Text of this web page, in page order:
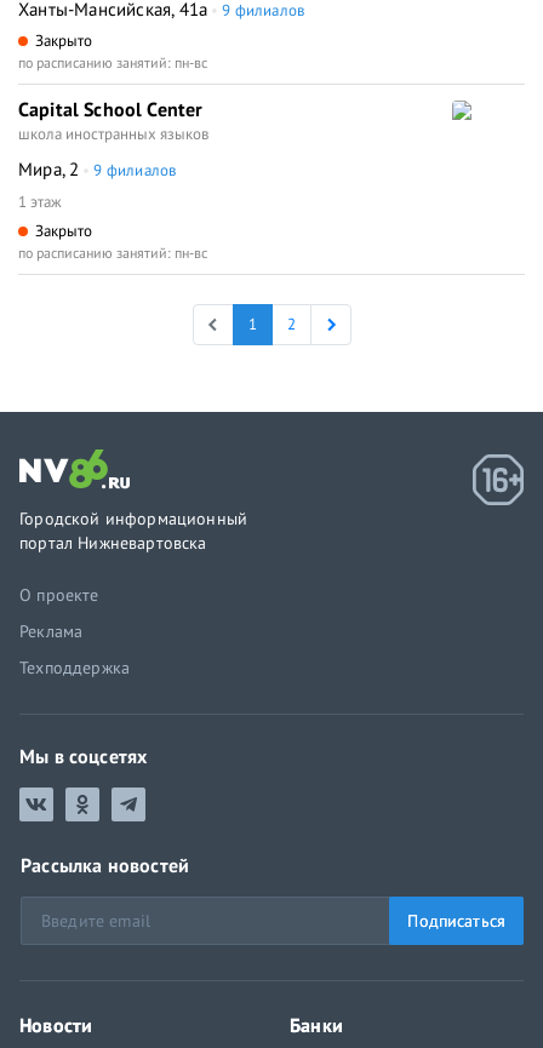
Ханты-Мансийская, 41а
9 филиалов
Закрыто
по расписанию занятий: пн-вс
Capital School Center
школа иностранных языков
Мира, 2
9 филиалов
1 этаж
Закрыто
по расписанию занятий: пн-вс
1 2
Городской информационный
портал Нижневартовска
О проекте
Реклама
Техподдержка
Мы в соцсетях
Рассылка новостей
Подписаться
Новости Банки